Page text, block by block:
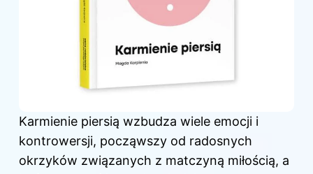
Karmienie piersią wzbudza wiele emocji i
kontrowersji, począwszy od radosnych
okrzyków związanych z matczyną miłością, a